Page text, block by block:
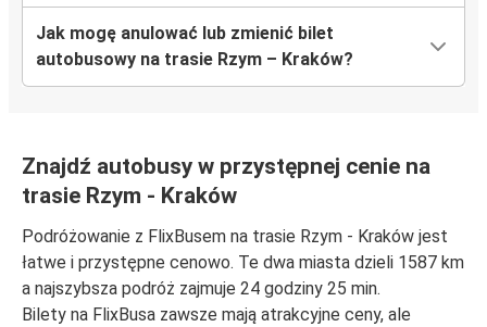
Jak mogę anulować lub zmienić bilet
autobusowy na trasie Rzym – Kraków?
Znajdź autobusy w przystępnej cenie na
trasie Rzym - Kraków
Podróżowanie z FlixBusem na trasie Rzym - Kraków jest
łatwe i przystępne cenowo. Te dwa miasta dzieli 1587 km
a najszybsza podróż zajmuje 24 godziny 25 min.
Bilety na FlixBusa zawsze mają atrakcyjne ceny, ale